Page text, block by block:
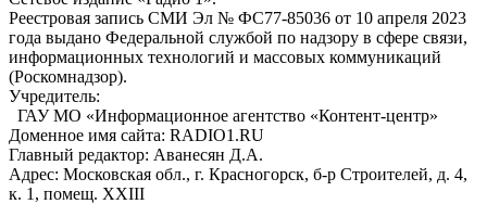
Реестровая запись СМИ Эл № ФС77-85036 от 10 апреля 2023
года выдано Федеральной службой по надзору в сфере связи,
информационных технологий и массовых коммуникаций
(Роскомнадзор).
Учредитель:
ГАУ МО «Информационное агентство «Контент-центр»
Доменное имя сайта: RADIO1.RU
Главный редактор: Аванесян Д.А.
Адрес: Московская обл., г. Красногорск, б-р Строителей, д. 4,
к. 1, помещ. XXIII